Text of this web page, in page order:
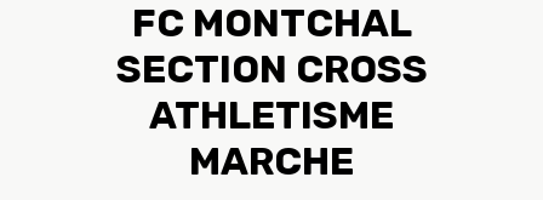
FC MONTCHAL
SECTION CROSS
ATHLETISME
MARCHE